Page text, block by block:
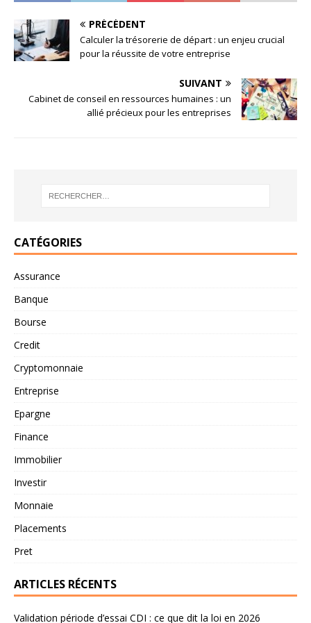
PRÉCÉDENT
Calculer la trésorerie de départ : un enjeu crucial
pour la réussite de votre entreprise
SUIVANT
Cabinet de conseil en ressources humaines : un
allié précieux pour les entreprises
CATÉGORIES
Assurance
Banque
Bourse
Credit
Cryptomonnaie
Entreprise
Epargne
Finance
Immobilier
Investir
Monnaie
Placements
Pret
ARTICLES RÉCENTS
Validation période d’essai CDI : ce que dit la loi en 2026